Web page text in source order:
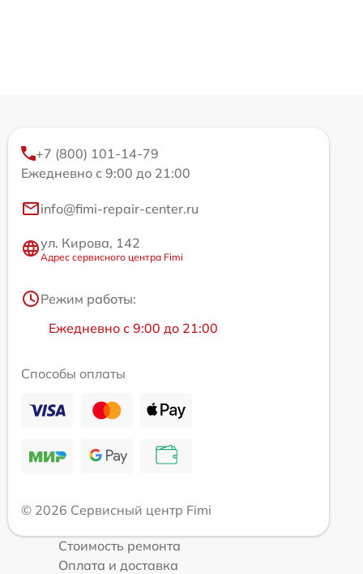
+7 (800) 101-14-79
Ежедневно с 9:00 до 21:00
info@fimi-repair-center.ru
ул. Кирова, 142
Адрес сервисного центра Fimi
Режим работы:
Ежедневно с 9:00 до 21:00
Способы оплаты
© 2026 Сервисный центр Fimi
Стоимость ремонта
Оплата и доставка